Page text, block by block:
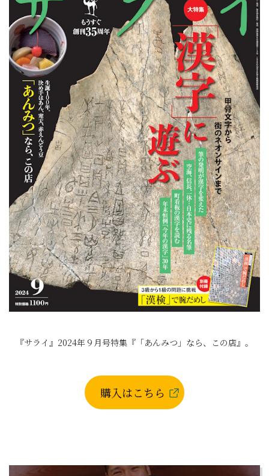
『サライ』2024年９月号特集『「あんみつ」なら、この店』。
購入はこちら